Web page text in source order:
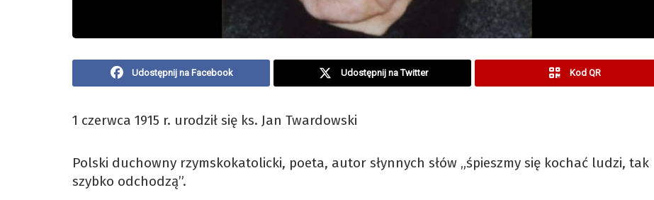
Udostępnij na Facebook Udostępnij na Twitter Kod QR
1 czerwca 1915 r. urodził się ks. Jan Twardowski
Polski duchowny rzymskokatolicki, poeta, autor słynnych słów „śpieszmy się kochać ludzi, tak
szybko odchodzą”.